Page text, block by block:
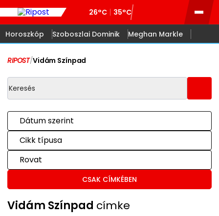
26°C 35°C
Horoszkóp Szoboszlai Dominik Meghan Markle
RIPOST/Vidám Színpad
Dátum szerint
Cikk típusa
Rovat
CSAK CÍMKÉBEN
Vidám Színpad címke